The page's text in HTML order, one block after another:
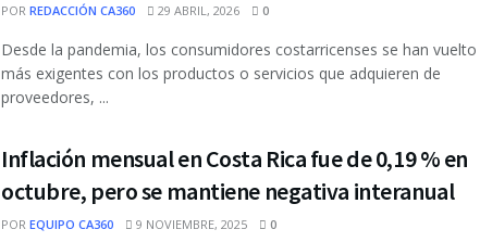
POR REDACCIÓN CA360 29 ABRIL, 2026 0
Desde la pandemia, los consumidores costarricenses se han vuelto
más exigentes con los productos o servicios que adquieren de
proveedores, ...
Inflación mensual en Costa Rica fue de 0,19 % en
octubre, pero se mantiene negativa interanual
POR EQUIPO CA360 9 NOVIEMBRE, 2025 0